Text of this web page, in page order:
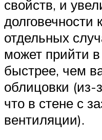
свойств, и
долговечности
отдельных
может прийти
быстрее, чем
облицовки (из-
что в стене с
вентиляции).